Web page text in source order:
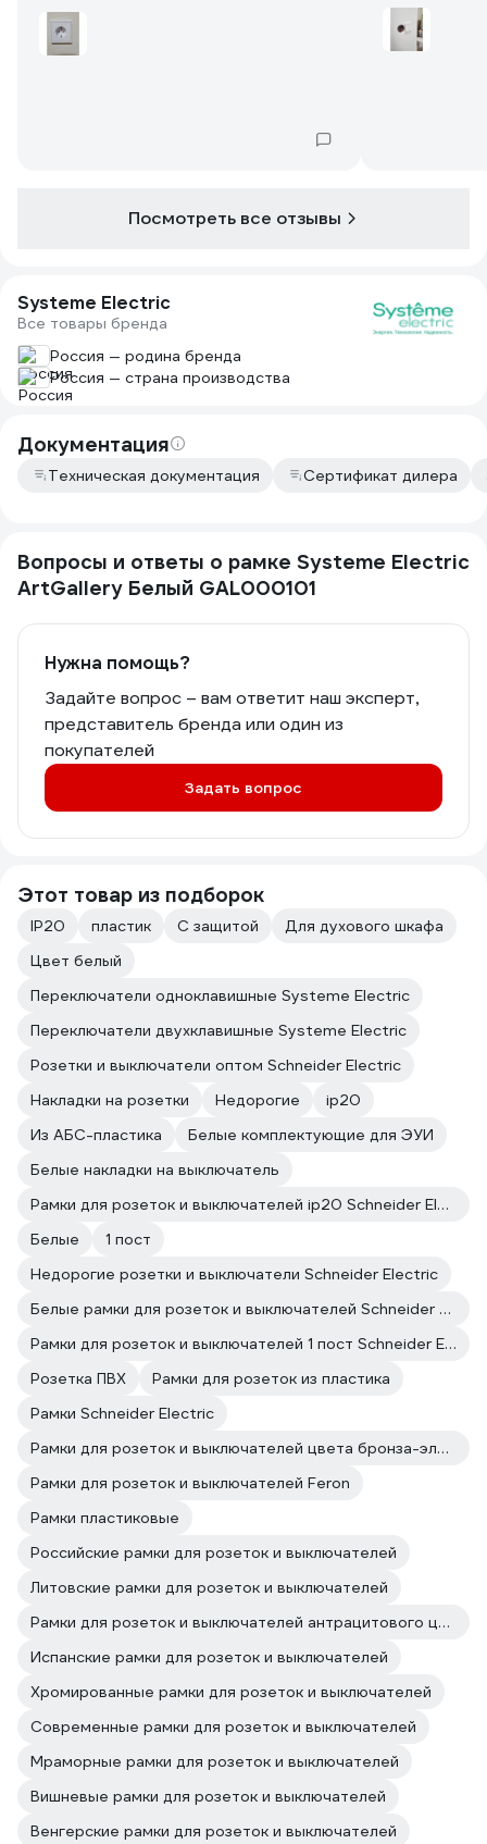
Посмотреть все отзывы
Systeme Electric
Все товары бренда
Россия — родина бренда
Россия — страна производства
Документация
Техническая документация Сертификат дилера
Вопросы и ответы о рамке Systeme Electric
ArtGallery Белый GAL000101
Нужна помощь?
Задайте вопрос – вам ответит наш эксперт,
представитель бренда или один из
покупателей
Задать вопрос
Этот товар из подборок
IP20 пластик С защитой
Для духового шкафа
Цвет белый
Переключатели одноклавишные Systeme Electric
Переключатели двухклавишные Systeme Electric
Розетки и выключатели оптом Schneider Electric
Накладки на розетки
Недорогие
ip20
Из АБС-пластика
Белые комплектующие для ЭУИ
Белые накладки на выключатель
Рамки для розеток и выключателей ip20 Schneider Electric
Белые
1 пост
Недорогие розетки и выключатели Schneider Electric
Белые рамки для розеток и выключателей Schneider Electric
Рамки для розеток и выключателей 1 пост Schneider Electric
Розетка ПВХ
Рамки для розеток из пластика
Рамки Schneider Electric
Рамки для розеток и выключателей цвета бронза-электро
Рамки для розеток и выключателей Feron
Рамки пластиковые
Российские рамки для розеток и выключателей
Литовские рамки для розеток и выключателей
Рамки для розеток и выключателей антрацитового цвета
Испанские рамки для розеток и выключателей
Хромированные рамки для розеток и выключателей
Современные рамки для розеток и выключателей
Мраморные рамки для розеток и выключателей
Вишневые рамки для розеток и выключателей
Венгерские рамки для розеток и выключателей